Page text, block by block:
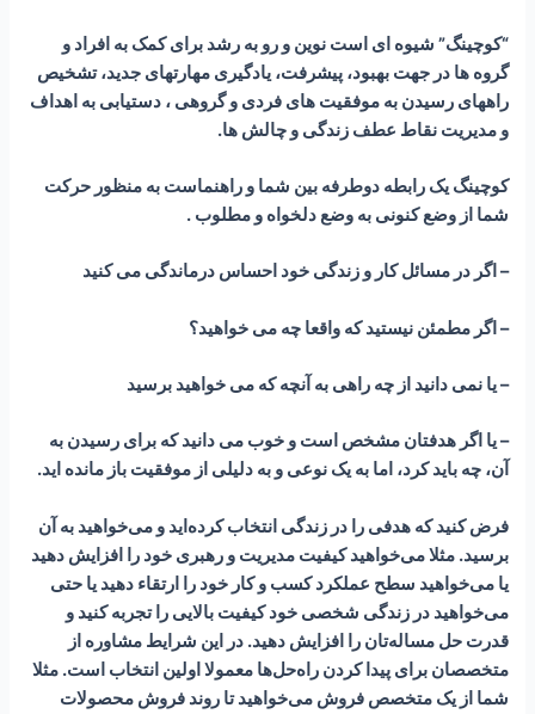
“کوچینگ” شیوه ای است نوین و رو به رشد برای کمک به افراد و
گروه ها در جهت بهبود، پیشرفت، یادگیری مهارتهای جدید، تشخیص
راههای رسیدن به موفقیت های فردی و گروهی ، دستیابی به اهداف
و مدیریت نقاط عطف زندگی و چالش ها.
کوچینگ یک رابطه دوطرفه بین شما و راهنماست به منظور حرکت
شما از وضع کنونی به وضع دلخواه و مطلوب .
– اگر در مسائل کار و زندگی خود احساس درماندگی می کنید
– اگر مطمئن نیستید که واقعا چه می خواهید؟
– یا نمی دانید از چه راهی به آنچه که می خواهید برسید
– یا اگر هدفتان مشخص است و خوب می دانید که برای رسیدن به
آن، چه باید کرد، اما به یک نوعی و به دلیلی از موفقیت باز مانده اید.
فرض کنید که هدفی را در زندگی انتخاب کرده‌اید و می‌خواهید به آن
برسید. مثلا می‌خواهید کیفیت مدیریت و رهبری خود را افزایش دهید
یا می‌خواهید سطح عملکرد کسب و کار خود را ارتقاء دهید یا حتی
می‌خواهید در زندگی شخصی خود کیفیت بالایی را تجربه کنید و
قدرت حل مساله‌تان را افزایش دهید. در این شرایط مشاوره از
متخصصان برای پیدا کردن راه‌حل‌ها معمولا اولین انتخاب است. مثلا
شما از یک متخصص فروش می‌خواهید تا روند فروش محصولات